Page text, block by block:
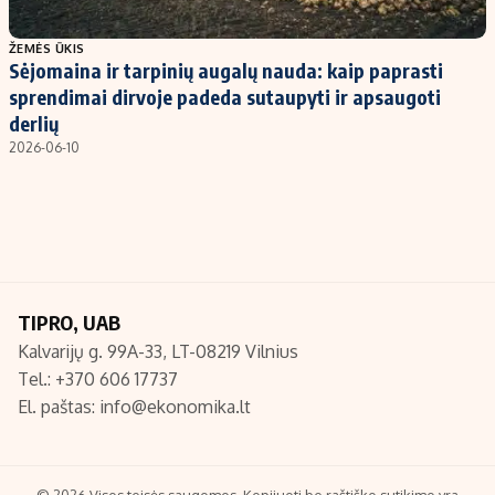
Populiarios temos
Investavimas
Akcijų rinka
Saulės elektrinės
Titulinis
Nedarbo išmokos skaičiuoklė
Redakcija
Apie mus
Redakcijos politika
ŽEMĖS ŪKIS
Sėjomaina ir tarpinių augalų nauda: kaip paprasti
sprendimai dirvoje padeda sutaupyti ir apsaugoti
derlių
2026-06-10
TIPRO, UAB
Kalvarijų g. 99A-33, LT-08219 Vilnius
Tel.: +370 606 17737
El. paštas: info@ekonomika.lt